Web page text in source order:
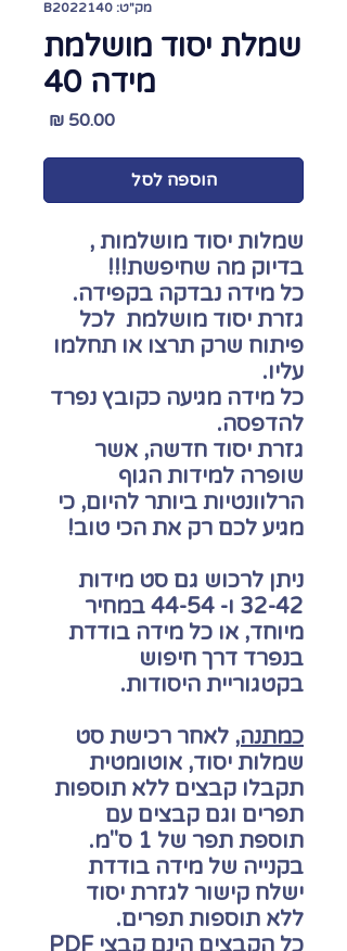
מק"ט: B2022140
שמלת יסוד מושלמת
מידה 40
הוספה לסל
שמלות יסוד מושלמות ,
בדיוק מה שחיפשת!!!
כל מידה נבדקה בקפידה.
גזרת יסוד מושלמת לכל
פיתוח שרק תרצו או תחלמו
עליו.
כל מידה מגיעה כקובץ נפרד
להדפסה.
גזרת יסוד חדשה, אשר
שופרה למידות הגוף
הרלוונטיות ביותר להיום, כי
מגיע לכם רק את הכי טוב!
ניתן לרכוש גם סט מידות
32-42 ו- 44-54 במחיר
מיוחד, או כל מידה בודדת
בנפרד דרך חיפוש
בקטגוריית היסודות.
כמתנה, לאחר רכישת סט
שמלות יסוד, אוטומטית
תקבלו קבצים ללא תוספות
תפרים וגם קבצים עם
תוספת תפר של 1 ס"מ.
בקנייה של מידה בודדת
ישלח קישור לגזרת יסוד
ללא תוספות תפרים.
כל הקבצים הינם קבצי PDF